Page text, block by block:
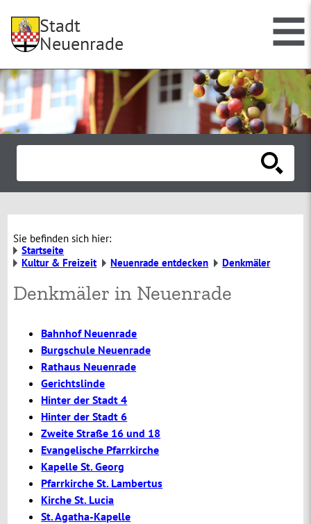
Stadt
Neuenrade
Sie befinden sich hier:
Startseite
Kultur & Freizeit
Neuenrade entdecken Denkmäler
Denkmäler in Neuenrade
Bahnhof Neuenrade
Burgschule Neuenrade
Rathaus Neuenrade
Gerichtslinde
Hinter der Stadt 4
Hinter der Stadt 6
Zweite Straße 16 und 18
Evangelische Pfarrkirche
Kapelle St. Georg
Pfarrkirche St. Lambertus
Kirche St. Lucia
St. Agatha-Kapelle